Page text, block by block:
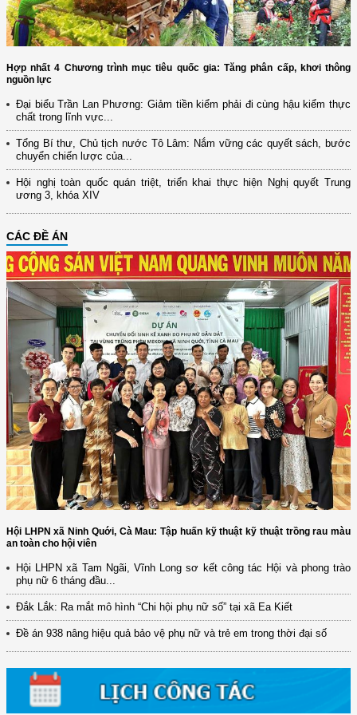
Hợp nhất 4 Chương trình mục tiêu quốc gia: Tăng phân cấp, khơi thông
nguồn lực
Đại biểu Trần Lan Phương: Giảm tiền kiểm phải đi cùng hậu kiểm thực
chất trong lĩnh vực...
Tổng Bí thư, Chủ tịch nước Tô Lâm: Nắm vững các quyết sách, bước
chuyển chiến lược của...
Hội nghị toàn quốc quán triệt, triển khai thực hiện Nghị quyết Trung
ương 3, khóa XIV
CÁC ĐỀ ÁN
Hội LHPN xã Ninh Quới, Cà Mau: Tập huấn kỹ thuật kỹ thuật trồng rau màu
an toàn cho hội viên
Hội LHPN xã Tam Ngãi, Vĩnh Long sơ kết công tác Hội và phong trào
phụ nữ 6 tháng đầu...
Đắk Lắk: Ra mắt mô hình “Chi hội phụ nữ số” tại xã Ea Kiết
Đề án 938 nâng hiệu quả bảo vệ phụ nữ và trẻ em trong thời đại số
(12/TB-HĐKH) V/v đăng ký, đề xuất nhiệm vụ Khoa học, công nghệ và
đổi mới ...
(898/KH/ĐCT) Kế hoạch thực hiện Quyết định số 2415/QĐ-TTg ngày
31/10/2025 ...
(417/QĐ-BNNMT) Quyết định phê duyệt Chương trình mục tiêu quốc gia
(891/KH-ĐCT) Kế hoạch thực hiện Nghị quyết số 72-NQ/TW ngày
9/9/2025 của Bộ ...